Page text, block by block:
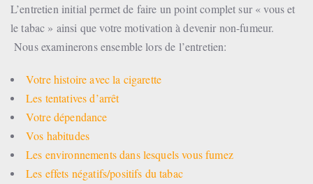
L’entretien initial permet de faire un point complet sur « vous et
le tabac » ainsi que votre motivation à devenir non-fumeur.
Nous examinerons ensemble lors de l’entretien:
Votre histoire avec la cigarette
Les tentatives d’arrêt
Votre dépendance
Vos habitudes
Les environnements dans lesquels vous fumez
Les effets négatifs/positifs du tabac